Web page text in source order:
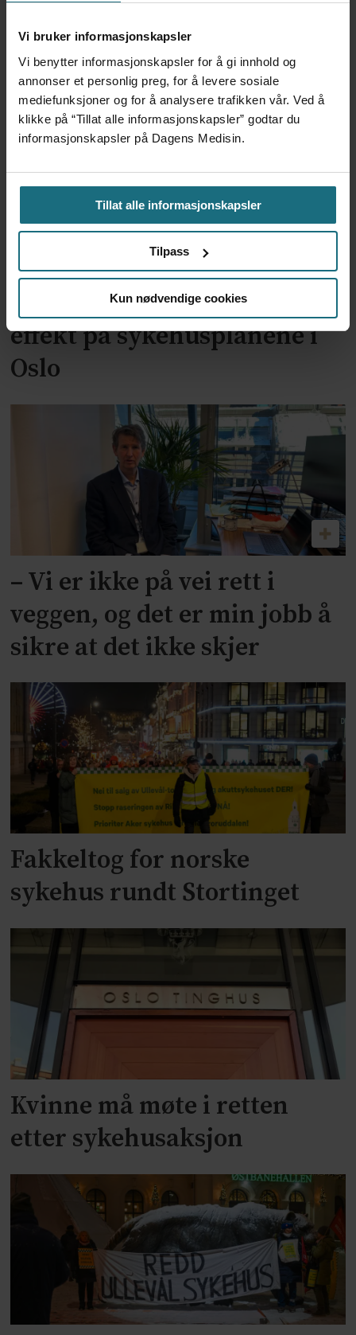
Vi bruker informasjonskapsler
Vi benytter informasjonskapsler for å gi innhold og
annonser et personlig preg, for å levere sosiale
mediefunksjoner og for å analysere trafikken vår. Ved å
klikke på “Tillat alle informasjonskapsler” godtar du
informasjonskapsler på Dagens Medisin.
Tillat alle informasjonskapsler
Tilpass
Kun nødvendige cookies
Redd Ullevål sykehus tapte i
lagmannsretten
– Tiltakene har ubetydelig
effekt på sykehusplanene i
Oslo
– Vi er ikke på vei rett i
veggen, og det er min jobb å
sikre at det ikke skjer
Fakkeltog for norske
sykehus rundt Stortinget
Kvinne må møte i retten
etter sykehusaksjon